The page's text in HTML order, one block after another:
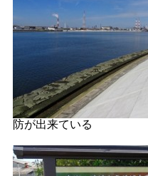
防が出来ている